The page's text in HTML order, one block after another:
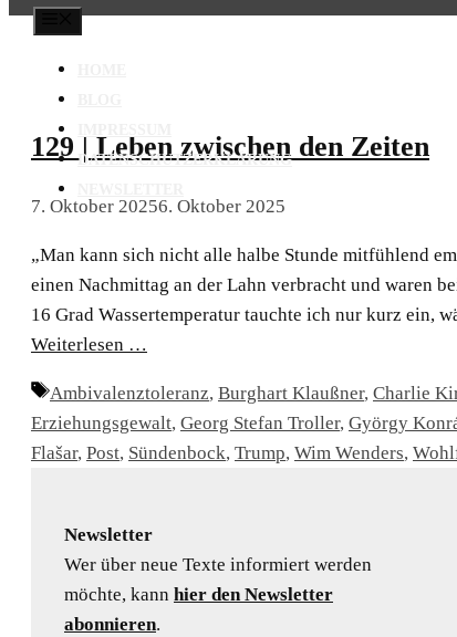
MENÜ
DATENSCHUTZERKLÄRUNG
129 | Leben zwischen den Zeiten
7. Oktober 20256. Oktober 2025
„Man kann sich nicht alle halbe Stunde mitfühlend
einen Nachmittag an der Lahn verbracht und waren
16 Grad Wassertemperatur tauchte ich nur kurz ein,
Weiterlesen …
Schlagwörter
Ambivalenztoleranz, Burghart Klaußner, Charlie
Erziehungsgewalt, Georg Stefan Troller, György
Flašar, Post, Sündenbock, Trump, Wim Wenders,
Newsletter
Wer über neue Texte informiert werden
möchte, kann hier den Newsletter
abonnieren.